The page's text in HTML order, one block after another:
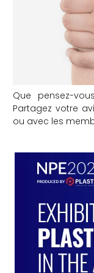
Que pensez-
Partagez votre
ou avec les